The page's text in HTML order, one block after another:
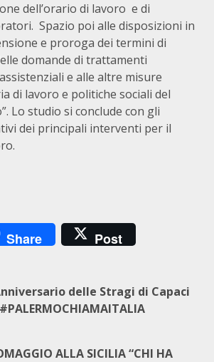
dell’orario di lavoro e di
Spazio poi alle disposizioni in
e proroga dei termini di
domande di trattamenti
e alle altre misure
di lavoro e politiche sociali del
Lo studio si conclude con gli
dei principali interventi per il
Share Post
delle Stragi di Capaci
ALLA SICILIA “CHI HA